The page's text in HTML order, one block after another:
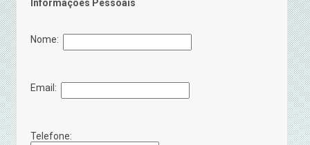
Informações Pessoais
Nome:
Email:
Telefone: